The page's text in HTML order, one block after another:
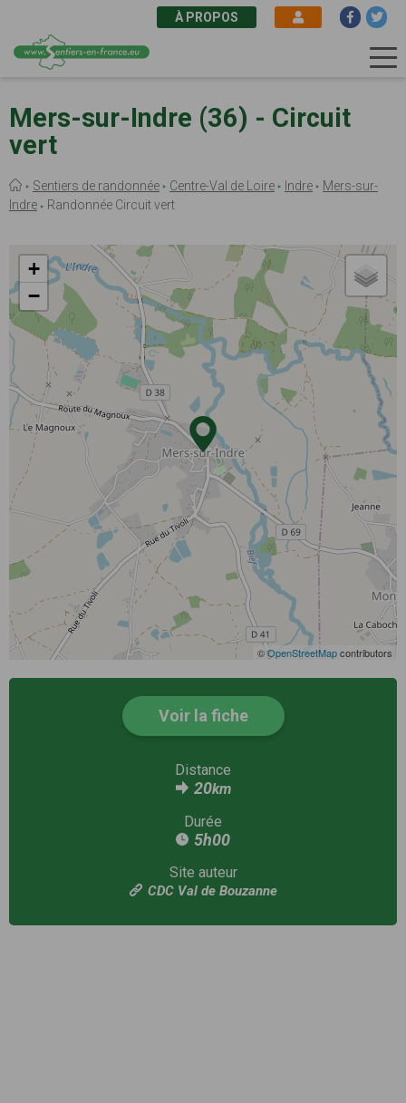
au
contenu
principal
À PROPOS
Mers-sur-Indre (36) - Circuit
vert
Fil
d'Ariane
Sentiers de randonnée Centre-Val de Loire Indre
Mers-sur-
Indre
Randonnée Circuit vert
+
−
©OpenStreetMapcontributors
Voir la fiche
Distance
20km
Durée
5h00
Site auteur
CDC Val de Bouzanne